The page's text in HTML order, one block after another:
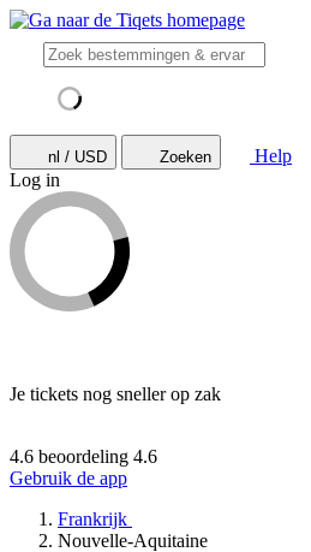
nl / USD Zoeken
Help
Log in
Je tickets nog sneller op zak
4.6 beoordeling 4.6
Gebruik de app
Frankrijk
Nouvelle-Aquitaine